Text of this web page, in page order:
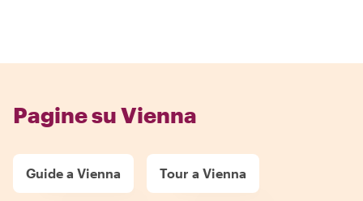
Pagine su Vienna
Guide a Vienna Tour a Vienna